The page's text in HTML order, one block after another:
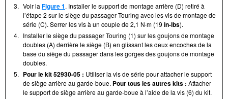
3. Voir la Figure 1. Installer le support de montage arrière (D) retiré à
l’étape 2 sur le siège du passager Touring avec les vis de montage de
série (C). Serrer les vis à un couple de 2,1 N·m (19 in-lbs).
4. Installer le siège du passager Touring (1) sur les goujons de montage
doubles (A) derrière le siège (B) en glissant les deux encoches de la
base du siège du passager dans les gorges des goujons de montage
doubles.
5. Pour le kit 52930-05 : Utiliser la vis de série pour attacher le support
de siège arrière au garde-boue. Pour tous les autres kits : Attacher
le support de siège arrière au garde-boue à l’aide de la vis (6) du kit.